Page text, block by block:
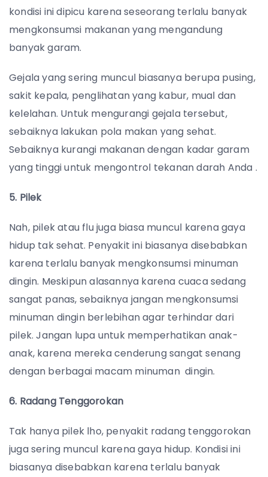
kondisi ini dipicu karena seseorang terlalu banyak
mengkonsumsi makanan yang mengandung
banyak garam.
Gejala yang sering muncul biasanya berupa pusing,
sakit kepala, penglihatan yang kabur, mual dan
kelelahan. Untuk mengurangi gejala tersebut,
sebaiknya lakukan pola makan yang sehat.
Sebaiknya kurangi makanan dengan kadar garam
yang tinggi untuk mengontrol tekanan darah Anda .
5. Pilek
Nah, pilek atau flu juga biasa muncul karena gaya
hidup tak sehat. Penyakit ini biasanya disebabkan
karena terlalu banyak mengkonsumsi minuman
dingin. Meskipun alasannya karena cuaca sedang
sangat panas, sebaiknya jangan mengkonsumsi
minuman dingin berlebihan agar terhindar dari
pilek. Jangan lupa untuk memperhatikan anak-
anak, karena mereka cenderung sangat senang
dengan berbagai macam minuman dingin.
6. Radang Tenggorokan
Tak hanya pilek lho, penyakit radang tenggorokan
juga sering muncul karena gaya hidup. Kondisi ini
biasanya disebabkan karena terlalu banyak